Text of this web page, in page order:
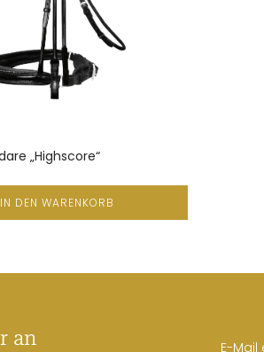
„Highscore“
IN DEN WARENKORB
an